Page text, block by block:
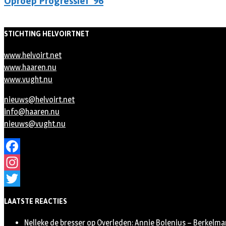
STICHTING HELVOIRTNET
www.helvoirt.net
www.haaren.nu
www.vught.nu
nieuws@helvoirt.net
info@haaren.nu
nieuws@vught.nu
Facebook
Instagram
LAATSTE REACTIES
Nelleke de bresser op Overleden: Annie Bolenius –